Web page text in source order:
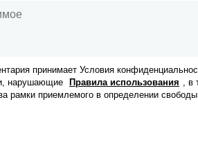
принимает Условия
нарушающие
Правила использования , в
рамки приемлемого в определении